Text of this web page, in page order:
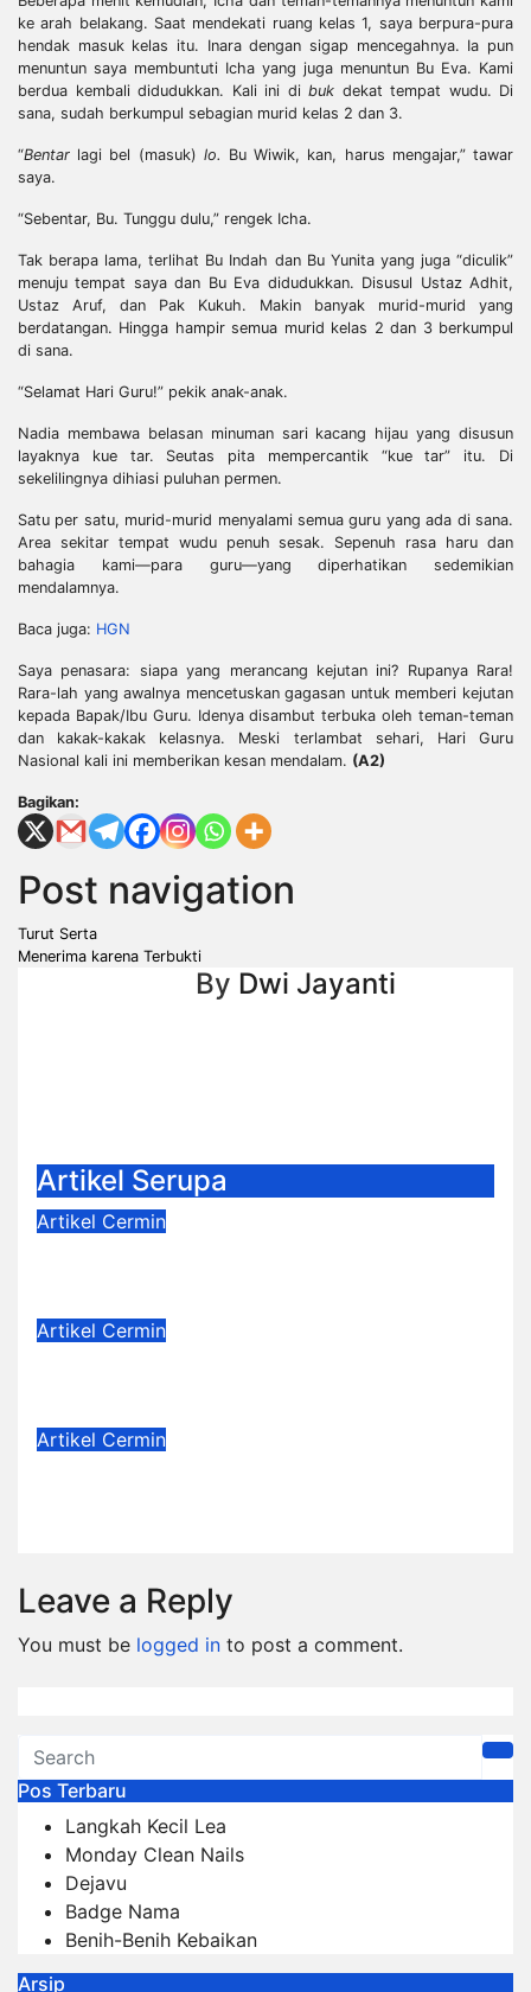
ke arah belakang. Saat mendekati ruang kelas 1, saya berpura-pura
hendak masuk kelas itu. Inara dengan sigap mencegahnya. Ia pun
menuntun saya membuntuti Icha yang juga menuntun Bu Eva. Kami
berdua kembali didudukkan. Kali ini di buk dekat tempat wudu. Di
sana, sudah berkumpul sebagian murid kelas 2 dan 3.
“Bentar lagi bel (masuk) lo. Bu Wiwik, kan, harus mengajar,” tawar
saya.
“Sebentar, Bu. Tunggu dulu,” rengek Icha.
Tak berapa lama, terlihat Bu Indah dan Bu Yunita yang juga “diculik”
menuju tempat saya dan Bu Eva didudukkan. Disusul Ustaz Adhit,
Ustaz Aruf, dan Pak Kukuh. Makin banyak murid-murid yang
berdatangan. Hingga hampir semua murid kelas 2 dan 3 berkumpul
di sana.
“Selamat Hari Guru!” pekik anak-anak.
Nadia membawa belasan minuman sari kacang hijau yang disusun
layaknya kue tar. Seutas pita mempercantik “kue tar” itu. Di
sekelilingnya dihiasi puluhan permen.
Satu per satu, murid-murid menyalami semua guru yang ada di sana.
Area sekitar tempat wudu penuh sesak. Sepenuh rasa haru dan
bahagia kami—para guru—yang diperhatikan sedemikian
mendalamnya.
Baca juga: HGN
Saya penasara: siapa yang merancang kejutan ini? Rupanya Rara!
Rara-lah yang awalnya mencetuskan gagasan untuk memberi kejutan
kepada Bapak/Ibu Guru. Idenya disambut terbuka oleh teman-teman
dan kakak-kakak kelasnya. Meski terlambat sehari, Hari Guru
Nasional kali ini memberikan kesan mendalam. (A2)
Bagikan:
Post navigation
Turut Serta
Menerima karena Terbukti
By Dwi Jayanti
Artikel Serupa
Artikel Cermin
Artikel Cermin
Artikel Cermin
Leave a Reply
You must be logged in to post a comment.
Pos Terbaru
Langkah Kecil Lea
Monday Clean Nails
Dejavu
Badge Nama
Benih-Benih Kebaikan
Arsip